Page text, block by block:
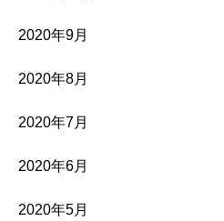
2020年9月
2020年8月
2020年7月
2020年6月
2020年5月